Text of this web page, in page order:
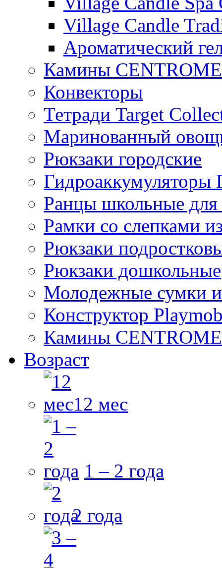
Village Candle
Ароматический
Камины
Конвекторы
Тетради Target
Маринованный
Рюкзаки городские
Ранцы школьные
Рамки со слепками
Рюкзаки
Рюкзаки дошкольные
Молодежные сумки
Конструктор
Камины
Возраст
12 мес
1 – 2 года
2 года